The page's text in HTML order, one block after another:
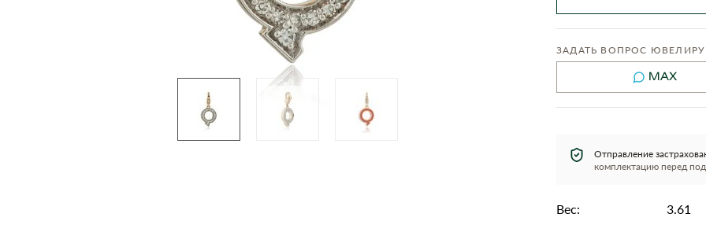
ЗАДАТЬ ВОПРОС ЮВЕЛИРУ
MAX
Отправление
комплектацию перед
Вес:
3.61